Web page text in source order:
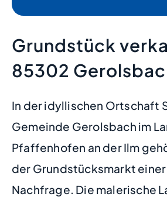
Grundstück
85302
In der idyllischen Ortschaft
Gemeinde Gerolsbach im
Pfaffenhofen an der Ilm
der Grundstücksmarkt
Nachfrage. Die malerische